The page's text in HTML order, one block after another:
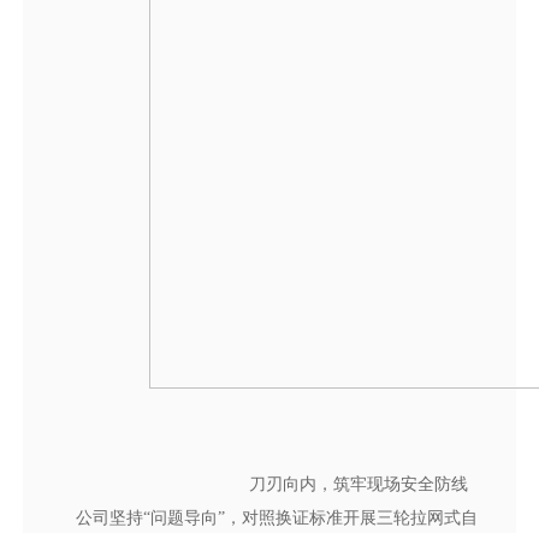
刀刃向内，筑牢现场安全防线
公司坚持“问题导向”，对照换证标准开展三轮拉网式自